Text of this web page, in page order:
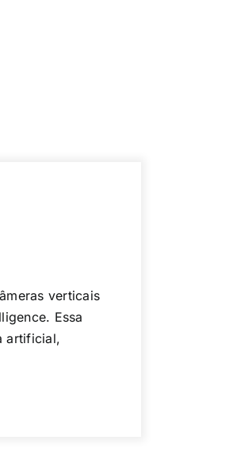
verticais
Essa
artificial,